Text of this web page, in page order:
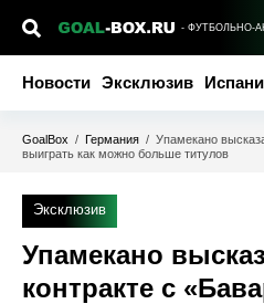
- ФУТБОЛЬНО-
Новости Эксклюзив
GoalBox / Германия / Упамекано
выиграть как можно больше титулов
Эксклюзив
Упамекано
контракте с